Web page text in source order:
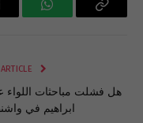
WhatsAppCopy
هل فشلت مباحثات اللواء
ابراهيم في